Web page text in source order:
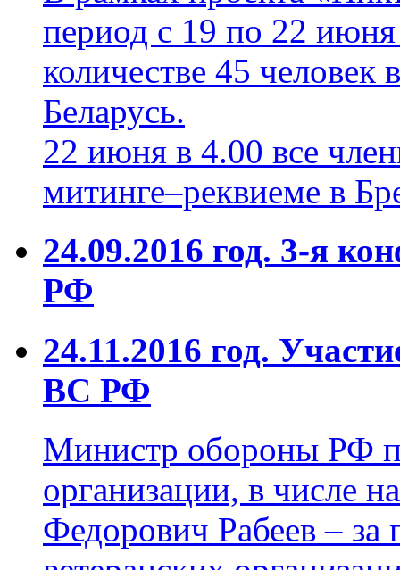
период с 19 по 22
количестве 45 человек
Беларусь.
22 июня в 4.00 все
митинге–реквиеме в
24.09.2016 год. 3-я
РФ
24.11.2016 год.
ВС РФ
Министр обороны РФ
организации, в числе
Федорович Рабеев –